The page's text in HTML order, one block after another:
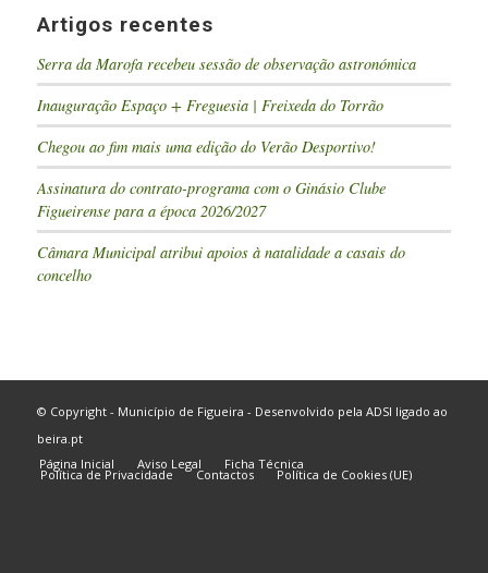
Artigos recentes
Serra da Marofa recebeu sessão de observação astronómica
Inauguração Espaço + Freguesia | Freixeda do Torrão
Chegou ao fim mais uma edição do Verão Desportivo!
Assinatura do contrato-programa com o Ginásio Clube
Figueirense para a época 2026/2027
Câmara Municipal atribui apoios à natalidade a casais do
concelho
© Copyright - Município de Figueira - Desenvolvido pela ADSI ligado ao
beira.pt
Página Inicial
Aviso Legal Ficha Técnica
Política de Privacidade Contactos Política de Cookies (UE)